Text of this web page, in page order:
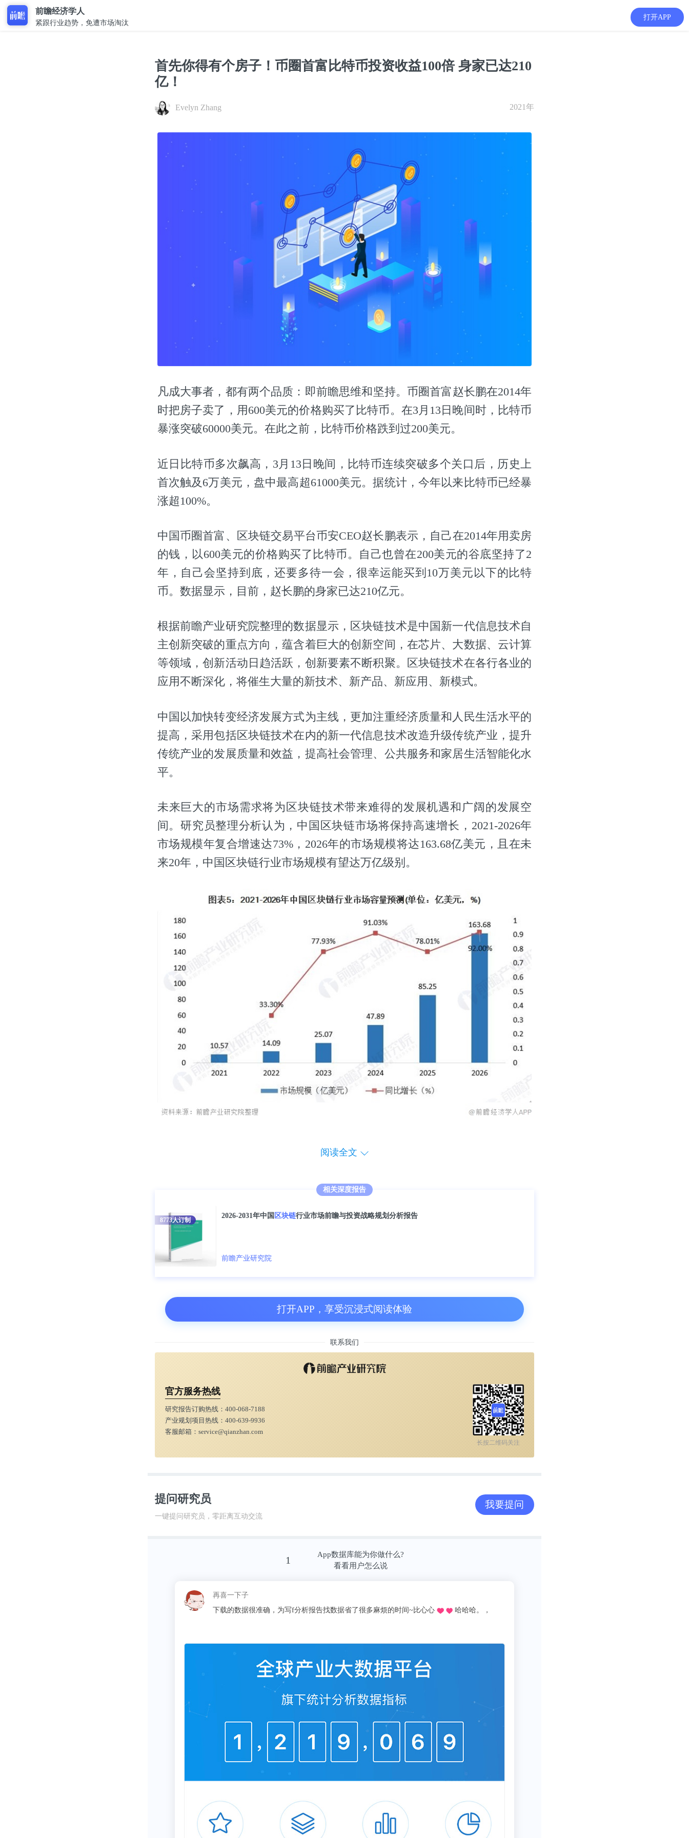
前瞻经济学人
紧跟行业趋势，免遭市场淘汰
打开APP
首先你得有个房子！币圈首富比特币投资收益100倍 身家已达210
亿！
Evelyn Zhang 2021年
凡成大事者，都有两个品质：即前瞻思维和坚持。币圈首富赵长鹏在2014年
时把房子卖了，用600美元的价格购买了比特币。在3月13日晚间时，比特币
暴涨突破60000美元。在此之前，比特币价格跌到过200美元。
近日比特币多次飙高，3月13日晚间，比特币连续突破多个关口后，历史上
首次触及6万美元，盘中最高超61000美元。据统计，今年以来比特币已经暴
涨超100%。
中国币圈首富、区块链交易平台币安CEO赵长鹏表示，自己在2014年用卖房
的钱，以600美元的价格购买了比特币。自己也曾在200美元的谷底坚持了2
年，自己会坚持到底，还要多待一会，很幸运能买到10万美元以下的比特
币。数据显示，目前，赵长鹏的身家已达210亿元。
根据前瞻产业研究院整理的数据显示，区块链技术是中国新一代信息技术自
主创新突破的重点方向，蕴含着巨大的创新空间，在芯片、大数据、云计算
等领域，创新活动日趋活跃，创新要素不断积聚。区块链技术在各行各业的
应用不断深化，将催生大量的新技术、新产品、新应用、新模式。
中国以加快转变经济发展方式为主线，更加注重经济质量和人民生活水平的
提高，采用包括区块链技术在内的新一代信息技术改造升级传统产业，提升
传统产业的发展质量和效益，提高社会管理、公共服务和家居生活智能化水
平。
未来巨大的市场需求将为区块链技术带来难得的发展机遇和广阔的发展空
间。研究员整理分析认为，中国区块链市场将保持高速增长，2021-2026年
市场规模年复合增速达73%，2026年的市场规模将达163.68亿美元，且在未
来20年，中国区块链行业市场规模有望达万亿级别。
更多数据请参考前瞻产业研究院《2021-2026年中国区块链行业市场前瞻与
划、产业申报、产业园区规划、产业招商引资、IPO募投可研等解决方案。
阅读全文
相关深度报告
2026-2031年中国 区块链行业市场前瞻与投资战略规划分析报告
前瞻产业研究院
8773人订制
打开APP，享受沉浸式阅读体验
联系我们
官方服务热线
研究报告订购热线：400-068-7188
产业规划项目热线：400-639-9936
客服邮箱：service@qianzhan.com
长按二维码关注
提问研究员
一键提问研究员，零距离互动交流
我要提问
1
App数据库能为你做什么?
看看用户怎么说
哈哈哈。，
这昵称我pick了
同学推荐的o，不用去图书馆在宿舍就可以看文献写论文啦，再也不用早起去扒位23333
十分适合想偷懒的我哈哈～，不用看折磨**的英文报表简直圆满！直接问！满分满分！！！